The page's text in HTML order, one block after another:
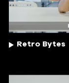
Retro Bytes